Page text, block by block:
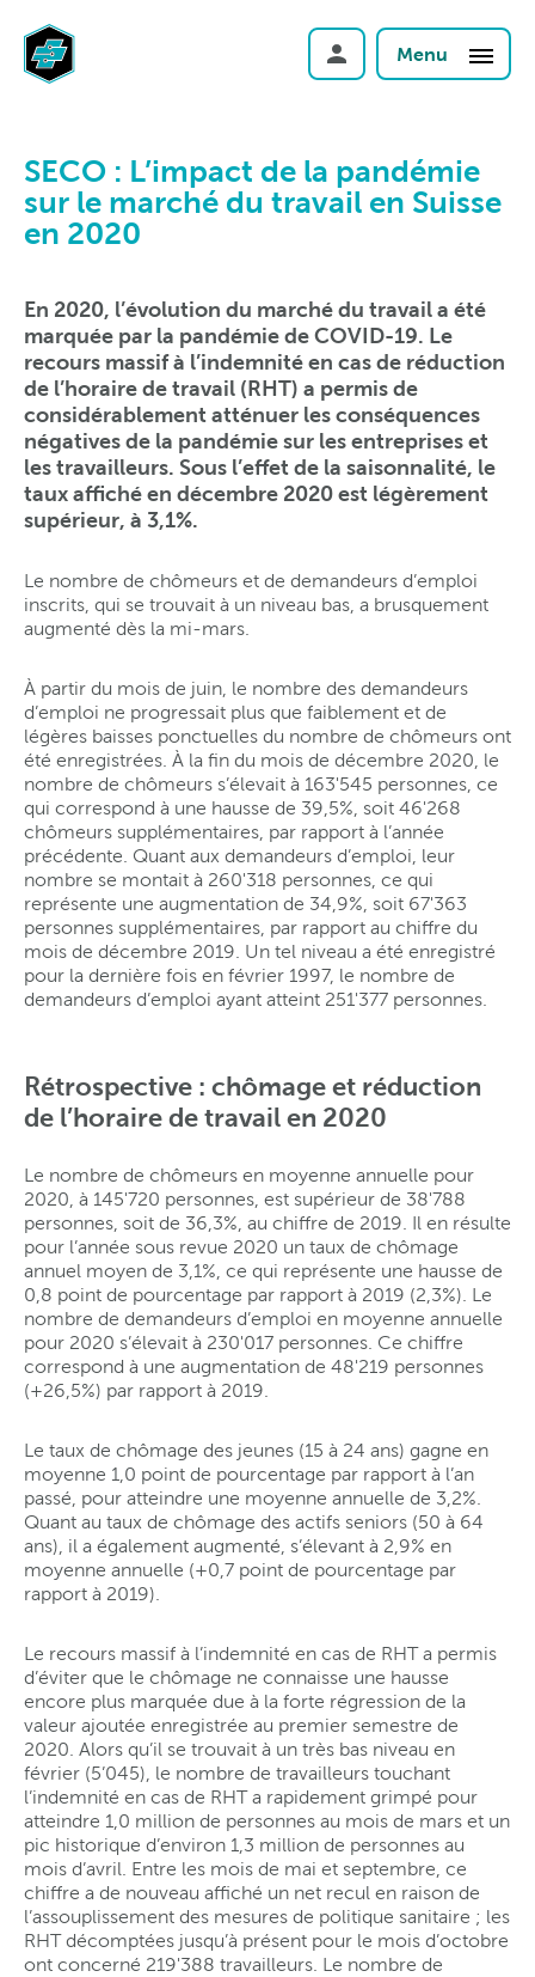
Menu
SECO : L’impact de la pandémie
sur le marché du travail en Suisse
en 2020
En 2020, l’évolution du marché du travail a été
marquée par la pandémie de COVID-19. Le
recours massif à l’indemnité en cas de réduction
de l’horaire de travail (RHT) a permis de
considérablement atténuer les conséquences
négatives de la pandémie sur les entreprises et
les travailleurs. Sous l’effet de la saisonnalité, le
taux affiché en décembre 2020 est légèrement
supérieur, à 3,1%.
Le nombre de chômeurs et de demandeurs d’emploi
inscrits, qui se trouvait à un niveau bas, a brusquement
augmenté dès la mi-mars.
À partir du mois de juin, le nombre des demandeurs
d’emploi ne progressait plus que faiblement et de
légères baisses ponctuelles du nombre de chômeurs ont
été enregistrées. À la fin du mois de décembre 2020, le
nombre de chômeurs s’élevait à 163'545 personnes, ce
qui correspond à une hausse de 39,5%, soit 46'268
chômeurs supplémentaires, par rapport à l’année
précédente. Quant aux demandeurs d’emploi, leur
nombre se montait à 260'318 personnes, ce qui
représente une augmentation de 34,9%, soit 67'363
personnes supplémentaires, par rapport au chiffre du
mois de décembre 2019. Un tel niveau a été enregistré
pour la dernière fois en février 1997, le nombre de
demandeurs d’emploi ayant atteint 251'377 personnes.
Rétrospective : chômage et réduction
de l’horaire de travail en 2020
Le nombre de chômeurs en moyenne annuelle pour
2020, à 145'720 personnes, est supérieur de 38'788
personnes, soit de 36,3%, au chiffre de 2019. Il en résulte
pour l’année sous revue 2020 un taux de chômage
annuel moyen de 3,1%, ce qui représente une hausse de
0,8 point de pourcentage par rapport à 2019 (2,3%). Le
nombre de demandeurs d’emploi en moyenne annuelle
pour 2020 s’élevait à 230'017 personnes. Ce chiffre
correspond à une augmentation de 48'219 personnes
(+26,5%) par rapport à 2019.
Le taux de chômage des jeunes (15 à 24 ans) gagne en
moyenne 1,0 point de pourcentage par rapport à l’an
passé, pour atteindre une moyenne annuelle de 3,2%.
Quant au taux de chômage des actifs seniors (50 à 64
ans), il a également augmenté, s’élevant à 2,9% en
moyenne annuelle (+0,7 point de pourcentage par
rapport à 2019).
Le recours massif à l’indemnité en cas de RHT a permis
d’éviter que le chômage ne connaisse une hausse
encore plus marquée due à la forte régression de la
valeur ajoutée enregistrée au premier semestre de
2020. Alors qu’il se trouvait à un très bas niveau en
février (5’045), le nombre de travailleurs touchant
l’indemnité en cas de RHT a rapidement grimpé pour
atteindre 1,0 million de personnes au mois de mars et un
pic historique d’environ 1,3 million de personnes au
mois d’avril. Entre les mois de mai et septembre, ce
chiffre a de nouveau affiché un net recul en raison de
l’assouplissement des mesures de politique sanitaire ; les
RHT décomptées jusqu’à présent pour le mois d’octobre
ont concerné 219'388 travailleurs. Le nombre de